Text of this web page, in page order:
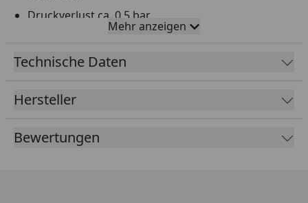
Druckverlust ca. 0,5 bar
Ausschließlich mit klarem Wasser ohne
Schwebstoffe beschicken
erheblichen Verlusten der Adsorptionsleistung
und stellen keinen Garantieanspruch dar
Mehr anzeigen
Technische Daten
Hersteller
Bewertungen